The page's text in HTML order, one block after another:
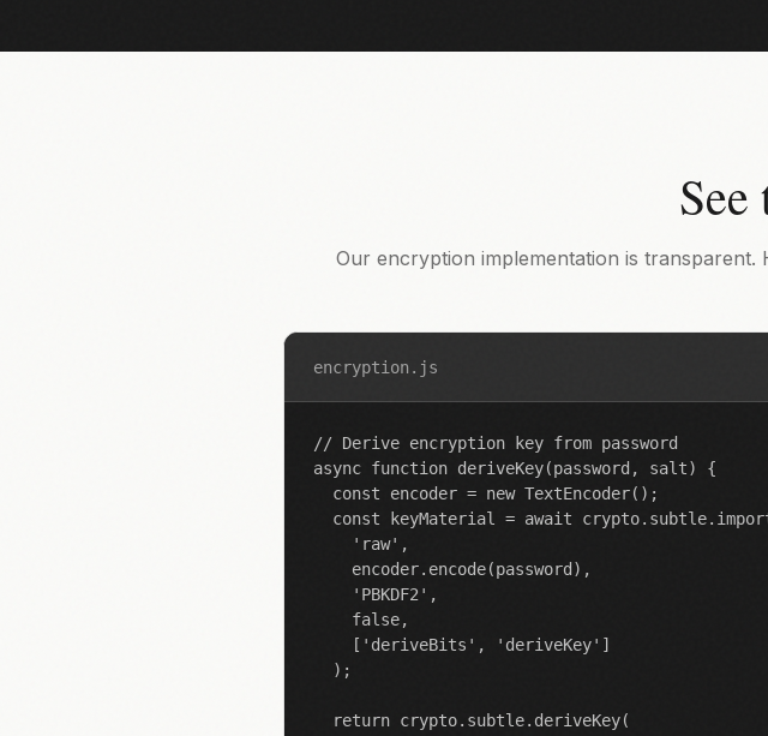
See
Our encryption implementation is
encryption.js
// Derive encryption key from password
async function deriveKey(password, salt) {
  const encoder = new TextEncoder();
const keyMaterial = await
    'raw',
    encoder.encode(password),
    'PBKDF2',
    false,
    ['deriveBits', 'deriveKey']
  );
  return crypto.subtle.deriveKey(